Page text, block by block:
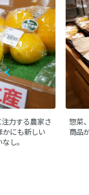
力する農家さ
にも新しい
し。
惣菜
商品